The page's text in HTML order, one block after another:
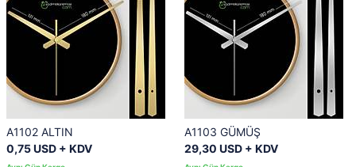
A1102 ALTIN
0,75 USD + KDV
A1103 GÜMÜŞ
29,30 USD + KDV